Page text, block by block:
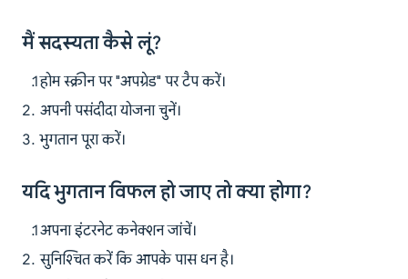
मैं सदस्यता कैसे लूं?
होम स्क्रीन पर "अपग्रेड" पर टैप करें।
अपनी पसंदीदा योजना चुनें।
भुगतान पूरा करें।
यदि भुगतान विफल हो जाए तो क्या होगा?
अपना इंटरनेट कनेक्शन जांचें।
सुनिश्चित करें कि आपके पास धन है।